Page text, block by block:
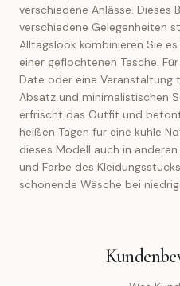
verschiedene Anlässe.
verschiedene Gelegenheiten
Alltagslook kombinieren Sie
einer geflochtenen Tasche.
Date oder eine Veranstaltung
Absatz und minimalistischen
erfrischt das Outfit und
heißen Tagen für eine kühle
dieses Modell auch in
und Farbe des
schonende Wäsche bei